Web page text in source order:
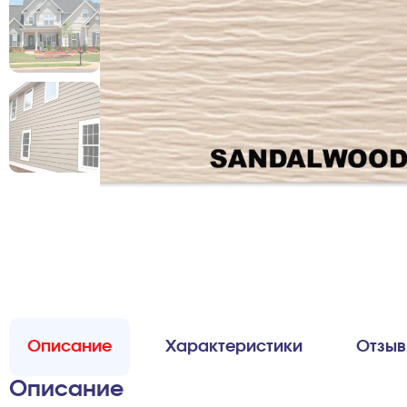
Описание Характеристики
Описание